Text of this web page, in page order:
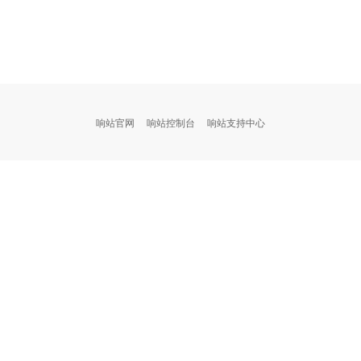
响站官网 响站控制台 响站支持中心